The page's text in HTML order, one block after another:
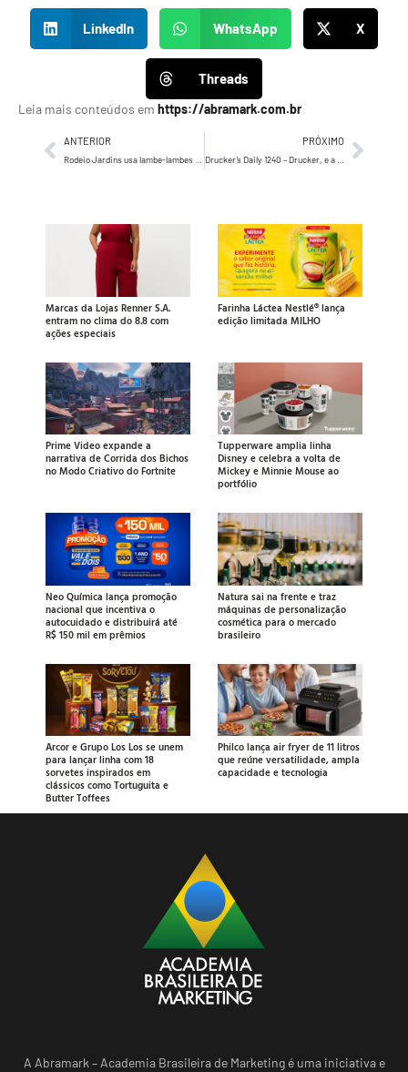
LinkedIn WhatsApp X
Threads
Leia mais conteúdos em https://abramark.com.br
ANTERIOR PRÓXIMO
Marcas da Lojas Renner S.A.
entram no clima do 8.8 com
ações especiais
Farinha Láctea Nestlé® lança
edição limitada MILHO
Prime Video expande a
narrativa de Corrida dos Bichos
no Modo Criativo do Fortnite
Tupperware amplia linha
Disney e celebra a volta de
Mickey e Minnie Mouse ao
portfólio
Neo Química lança promoção
nacional que incentiva o
autocuidado e distribuirá até
R$ 150 mil em prêmios
Natura sai na frente e traz
máquinas de personalização
cosmética para o mercado
brasileiro
Arcor e Grupo Los Los se unem
para lançar linha com 18
sorvetes inspirados em
clássicos como Tortuguita e
Butter Toffees
Philco lança air fryer de 11 litros
que reúne versatilidade, ampla
capacidade e tecnologia
A Abramark – Academia Brasileira de Marketing é uma iniciativa e